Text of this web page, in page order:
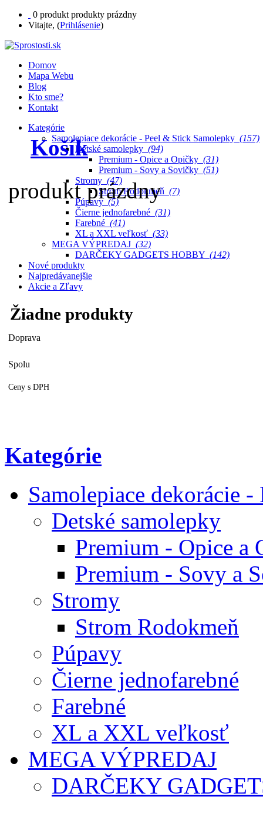
0 produkt produkty prázdny
Vitajte, (Prihlásenie)
Domov
Mapa Webu
Blog
Kto sme?
Kontakt
Kategórie
Samolepiace dekorácie - Peel & Stick Samolepky (157)
Detské samolepky (94)
Premium - Opice a Opičky (31)
Premium - Sovy a Sovičky (51)
Stromy (47)
Strom Rodokmeň (7)
Púpavy (5)
Čierne jednofarebné (31)
Farebné (41)
XL a XXL veľkosť (33)
MEGA VÝPREDAJ (32)
DARČEKY GADGETS HOBBY (142)
Nové produkty
Najpredávanejšie
Akcie a Zľavy
Košík
produkt prázdny
Žiadne produkty
Doprava
Spolu
Ceny s DPH
Kategórie
Samolepiace dekorácie
Detské samolepky
Premium - Opice a
Premium - Sovy a
Stromy
Strom Rodokmeň
Púpavy
Čierne jednofarebné
Farebné
XL a XXL veľkosť
MEGA VÝPREDAJ
DARČEKY